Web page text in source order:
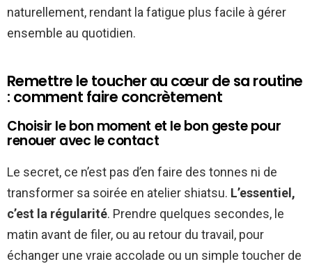
naturellement, rendant la fatigue plus facile à gérer
ensemble au quotidien.
Remettre le toucher au cœur de sa routine
: comment faire concrètement
Choisir le bon moment et le bon geste pour
renouer avec le contact
Le secret, ce n’est pas d’en faire des tonnes ni de
transformer sa soirée en atelier shiatsu. L’essentiel,
c’est la régularité. Prendre quelques secondes, le
matin avant de filer, ou au retour du travail, pour
échanger une vraie accolade ou un simple toucher de